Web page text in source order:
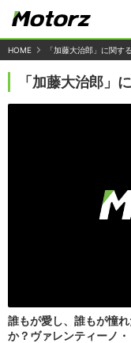
HOME 「加藤大治郎」に関す
「加藤大治郎」
誰もが愛し、誰もが憧
か？ヴァレンティーノ